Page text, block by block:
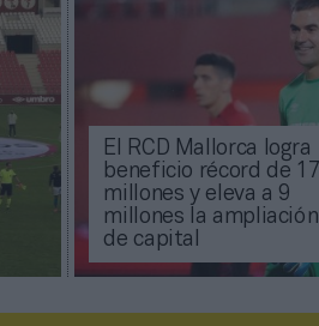
El RCD Mallorca logra
beneficio récord de 17
millones y eleva a 9
millones la ampliación
de capital